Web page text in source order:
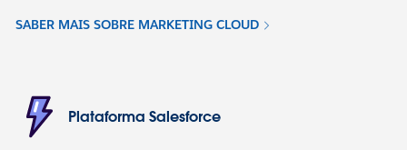
SABER MAIS SOBRE MARKETING CLOUD
Plataforma Salesforce